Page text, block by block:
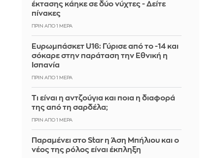
έκτασης κάηκε σε δύο νύχτες - Δείτε
πίνακες
ΠΡΙΝ ΑΠΌ 1 ΜΈΡΑ
Ευρωμπάσκετ U16: Γύρισε από το -14 και
σόκαρε στην παράταση την Εθνική η
Ισπανία
ΠΡΙΝ ΑΠΌ 1 ΜΈΡΑ
Τι είναι η αντζούγια και ποια η διαφορά
της από τη σαρδέλα;
ΠΡΙΝ ΑΠΌ 1 ΜΈΡΑ
Παραμένει στο Star η Άση Μπήλιου και ο
νέος της ρόλος είναι έκπληξη